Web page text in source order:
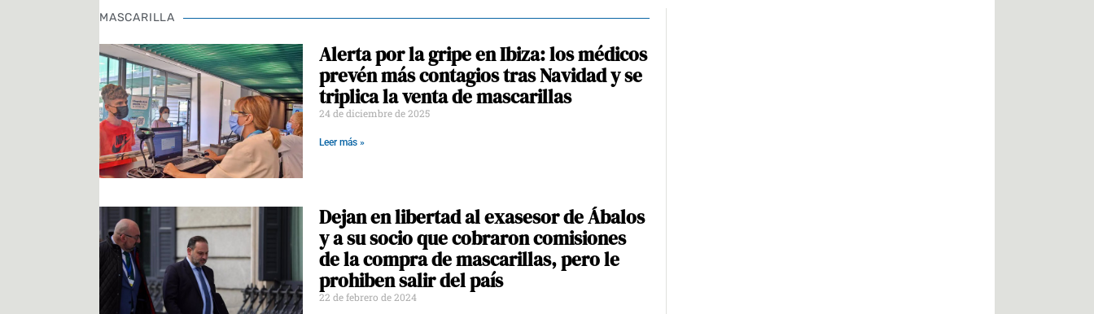
MASCARILLA
Alerta por la gripe en Ibiza: los médicos
prevén más contagios tras Navidad y se
triplica la venta de mascarillas
24 de diciembre de 2025
Leer más »
Dejan en libertad al exasesor de Ábalos
y a su socio que cobraron comisiones
de la compra de mascarillas, pero le
prohiben salir del país
22 de febrero de 2024